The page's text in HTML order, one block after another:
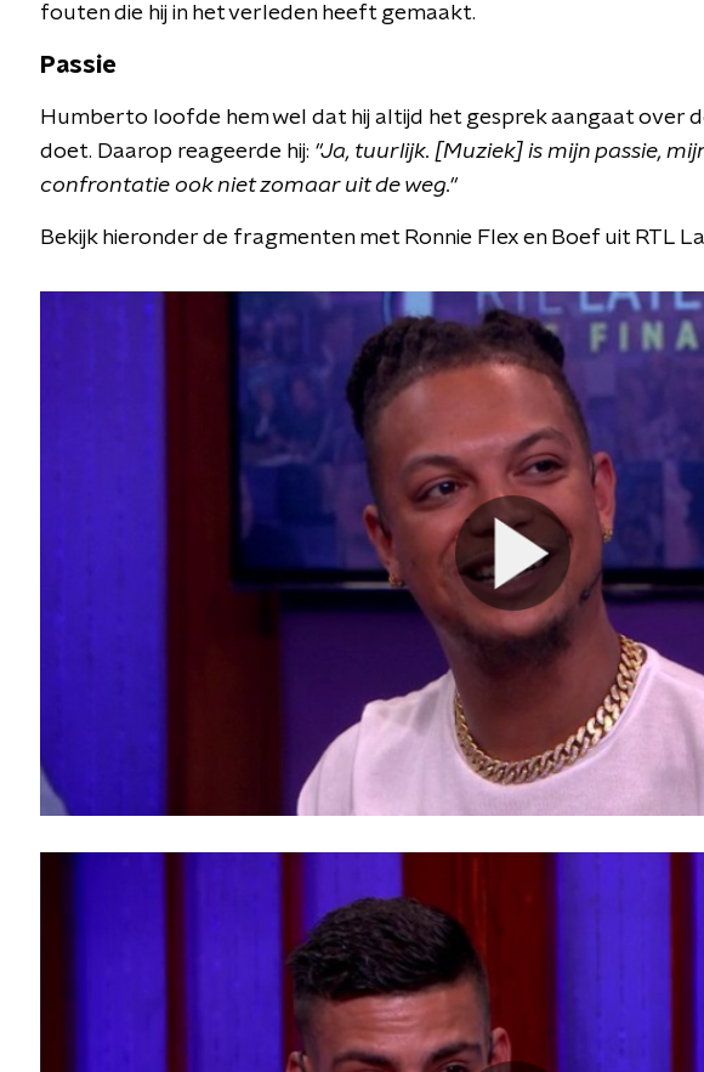
fouten die hij in het verleden heeft gemaakt.
Passie
Humberto loofde hem wel dat hij altijd het gesprek aangaat over
doet. Daarop reageerde hij: "Ja, tuurlijk. [Muziek] is mijn passie,
confrontatie ook niet zomaar uit de weg."
Bekijk hieronder de fragmenten met Ronnie Flex en Boef uit RTL